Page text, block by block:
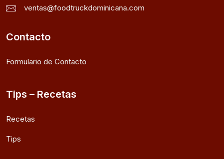
ventas@foodtruckdominicana.com
Contacto
Formulario de Contacto
Tips – Recetas
Recetas
Tips